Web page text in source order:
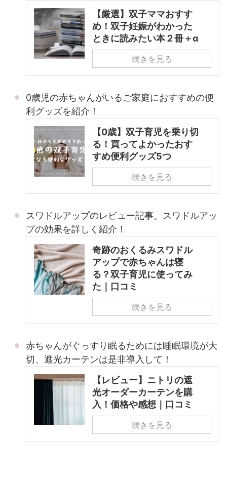
【厳選】双子ママおすす
め！双子妊娠がわかった
ときに読みたい本２冊＋α
続きを見る
0歳児の赤ちゃんがいるご家庭におすすめの便
利グッズを紹介！
【0歳】双子育児を乗り切
る！買ってよかったおす
すめ便利グッズ5つ
続きを見る
スワドルアップのレビュー記事。スワドルアッ
プの効果を詳しく紹介！
奇跡のおくるみスワドル
アップで赤ちゃんは寝
る？双子育児に使ってみ
た｜口コミ
続きを見る
赤ちゃんがぐっすり眠るためには睡眠環境が大
切、遮光カーテンは是非導入して！
【レビュー】ニトリの遮
光オーダーカーテンを購
入！価格や感想｜口コミ
続きを見る